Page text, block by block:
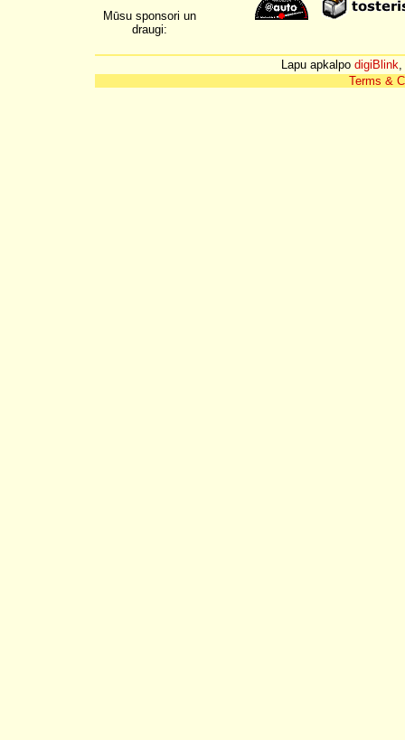
Mūsu sponsori un
draugi:
Lapu apkalpo digiBlink,
Terms &